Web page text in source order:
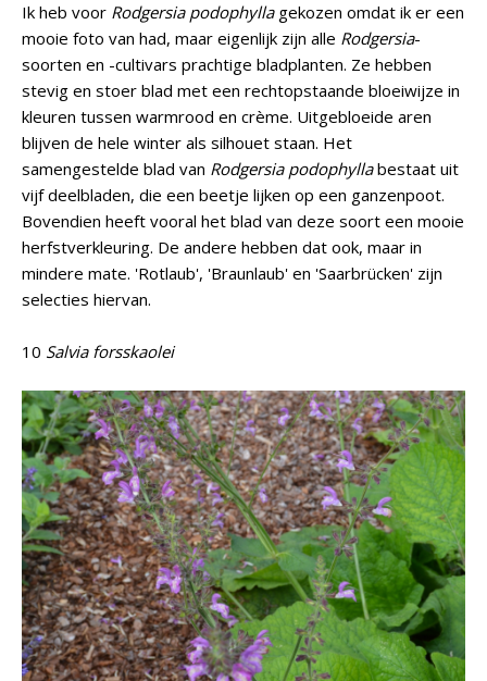
Ik heb voor Rodgersia podophyllagekozen omdat ik er een
mooie foto van had, maar eigenlijk zijn alle Rodgersia-
soorten en -cultivars prachtige bladplanten. Ze hebben
stevig en stoer blad met een rechtopstaande bloeiwijze in
kleuren tussen warmrood en crème. Uitgebloeide aren
blijven de hele winter als silhouet staan. Het
samengestelde blad van Rodgersia podophyllabestaat uit
vijf deelbladen, die een beetje lijken op een ganzenpoot.
Bovendien heeft vooral het blad van deze soort een mooie
herfstverkleuring. De andere hebben dat ook, maar in
mindere mate. 'Rotlaub', 'Braunlaub' en 'Saarbrücken' zijn
selecties hiervan.
10 Salvia forsskaolei